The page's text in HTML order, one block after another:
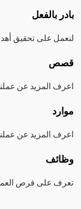
بادر بالفعل
لنعمل على تحقيق
قصص
اعرف المزيد عن
موارد
اعرف المزيد عن
وظائف
تعرف على فرص العمل